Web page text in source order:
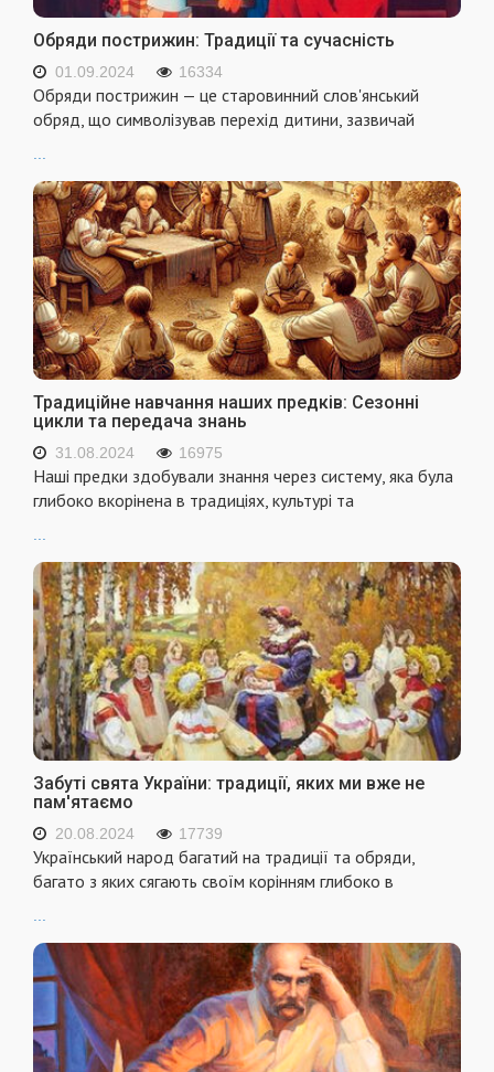
Обряди пострижин: Традиції та сучасність
01.09.2024 16334
Обряди пострижин — це старовинний слов'янський
обряд, що символізував перехід дитини, зазвичай
Традиційне навчання наших предків: Сезонні
цикли та передача знань
31.08.2024 16975
Наші предки здобували знання через систему, яка була
глибоко вкорінена в традиціях, культурі та
Забуті свята України: традиції, яких ми вже не
пам'ятаємо
20.08.2024 17739
Український народ багатий на традиції та обряди,
багато з яких сягають своїм корінням глибоко в
...